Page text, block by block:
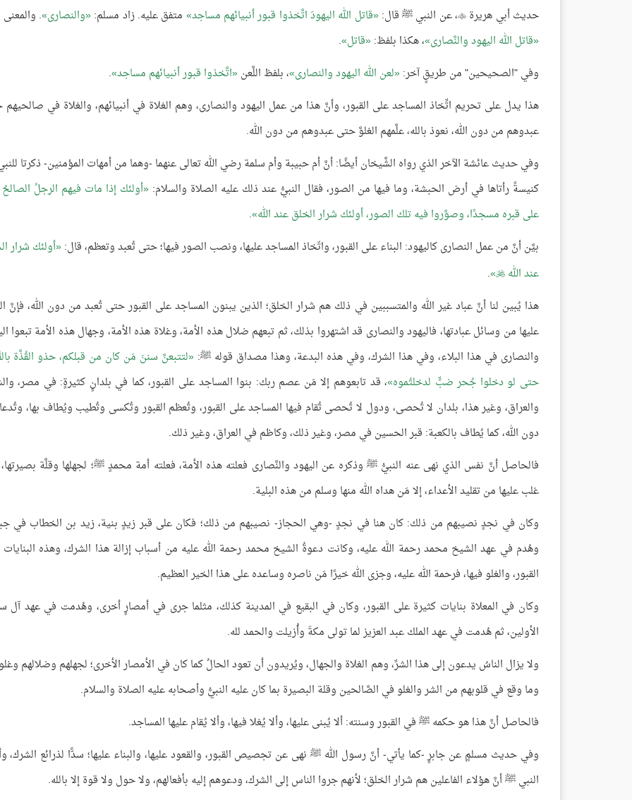
حديث أبي هريرة ، عن النبي ﷺ قال: قاتل الله اليهودَ اتَّخذوا قبور أنبيائهم مساجد متفق عليه. زاد مسلم: والنصارى .
قاتل الله اليهود والنَّصارى ، هكذا بلفظ: قاتل .
وفي "الصحيحين" من طريقٍ آخر: لعن الله اليهود والنصارى ، بلفظ اللَّعن اتَّخذوا قبور أنبيائهم مساجد .
هذا يدل على تحريم اتِّخاذ المساجد على القبور، وأنَّ هذا من عمل اليهود والنصارى، وهم الغلاة في أنبيائهم، والغلاة في
عبدوهم من دون الله، نعوذ بالله، علَّمهم الغلوَّ حتى عبدوهم من دون الله.
وفي حديث عائشة الآخر الذي رواه الشَّيخان أيضًا: أنَّ أم حبيبة وأم سلمة رضي الله تعالى عنهما -وهما من أمهات المؤمنين- ذكرتا
كنيسةً رأتاها في أرض الحبشة، وما فيها من الصور، فقال النبيُّ عند ذلك عليه الصلاة والسلام: أولئك إذا مات فيهم الرجلُ الصالحُ
على قبره مسجدًا، وصوَّروا فيه تلك الصور، أولئك شرار الخلق عند الله .
بيَّن أنَّ من عمل النصارى كاليهود: البناء على القبور، واتّخاذ المساجد عليها، ونصب الصور فيها؛ حتى تُعبد وتعظم، قال: أولئك شرار
عند الله 
.
هذا يُبين لنا أنَّ عباد غير الله والمتسببين في ذلك هم شرار الخلق؛ الذين يبنون المساجد على القبور حتى تُعبد من دون الله، فإنَّ
عليها من وسائل عبادتها، فاليهود والنصارى قد اشتهروا بذلك، ثم تبعهم ضلال هذه الأمة، وغلاة هذه الأمة، وجهال هذه الأمة تبعوا
والنصارى في هذا البلاء، وفي هذا الشرك، وفي هذه البدعة، وهذا مصداق قوله ﷺ: لتتبعنَّ سننَ مَن كان من قبلكم، حذو القُذَّة
حتى لو دخلوا جُحر ضبٍّ لدخلتُموه ، قد تابعوهم إلا مَن عصم ربك: بنوا المساجد على القبور، كما في بلدانٍ كثيرةٍ: في مصر،
والعراق، وغير هذا، بلدان لا تُحصى، ودول لا تُحصى تُقام فيها المساجد على القبور، وتُعظم القبور وتُكسى وتُطيب ويُطاف بها،
دون الله، كما يُطاف بالكعبة: قبر الحسين في مصر، وغير ذلك، وكاظم في العراق، وغير ذلك.
فالحاصل أنَّ نفس الذي نهى عنه النبيُّ ﷺ وذكره عن اليهود والنَّصارى فعلته هذه الأمة، فعلته أمة محمدٍ ﷺ؛ لجهلها وقلَّة
غلب عليها من تقليد الأعداء، إلا مَن هداه الله منها وسلم من هذه البلية.
وكان في نجدٍ نصيبهم من ذلك: كان هنا في نجدٍ -وهي الحجاز- نصيبهم من ذلك؛ فكان على قبر زيدٍ بنية، زيد بن الخطاب في
وهُدم في عهد الشيخ محمد رحمة الله عليه، وكانت دعوةُ الشيخ محمد رحمة الله عليه من أسباب إزالة هذا الشرك، وهذه
القبور، والغلو فيها، فرحمة الله عليه، وجزى الله خيرًا مَن ناصره وساعده على هذا الخير العظيم.
وكان في المعلاة بنايات كثيرة على القبور، وكان في البقيع في المدينة كذلك، مثلما جرى في أمصارٍ أخرى، وهُدمت في عهد آل
الأولين، ثم هُدمت في عهد الملك عبد العزيز لما تولى مكةَ وأُزيلت والحمد لله.
ولا يزال الناسُ يدعون إلى هذا الشرِّ، وهم الغلاة والجهال، ويُريدون أن تعود الحالُ كما كان في الأمصار الأخرى؛ لجهلهم وضلالهم
وما وقع في قلوبهم من الشر والغلو في الصَّالحين وقلة البصيرة بما كان عليه النبيُّ وأصحابه عليه الصلاة والسلام.
فالحاصل أنَّ هذا هو حكمه ﷺ في القبور وسنته: ألا يُبنى عليها، وألا يُغلا فيها، وألا يُقام عليها المساجد.
وفي حديث مسلمٍ عن جابرٍ -كما يأتي- أنَّ رسول الله ﷺ نهى عن تجصيص القبور، والقعود عليها، والبناء عليها؛ سدًّا لذرائع الشرك،
النبي ﷺ أنَّ هؤلاء الفاعلين هم شرار الخلق؛ لأنهم جروا الناس إلى الشرك، ودعوهم إليه بأفعالهم، ولا حول ولا قوة إلا بالله.